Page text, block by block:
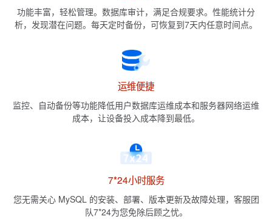
功能丰富，轻松管理。数据库审计，满足合规要求。性能统计分
析，发现潜在问题。每天定时备份，可恢复到7天内任意时间点。
运维便捷
监控、自动备份等功能降低用户数据库运维成本和服务器网络运维
成本，让设备投入成本降到最低。
7*24小时服务
您无需关心 MySQL 的安装、部署、版本更新及故障处理，客服团
队7*24为您免除后顾之忧。